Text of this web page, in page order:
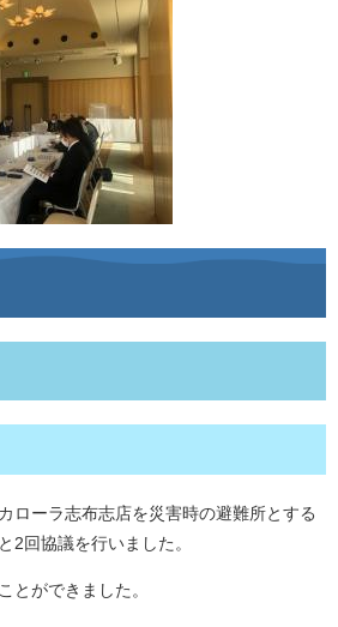
ローラ志布志店を災害時の避難所とする
2回協議を行いました。
とができました。